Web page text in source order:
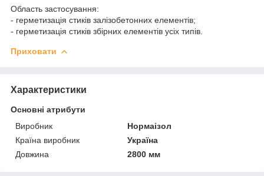
Область застосування:
- герметизація стиків залізобетонних елементів;
- герметизація стиків збірних елементів усіх типів.
Приховати
Характеристики
Основні атрибути
Виробник
Нормаізол
Країна виробник
Україна
Довжина
2800 мм